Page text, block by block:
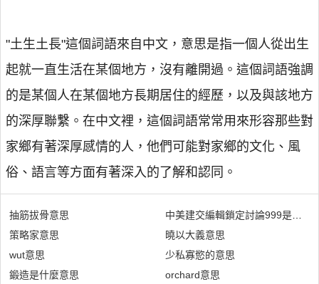
"土生土長"這個詞語來自中文，意思是指一個人從出生
起就一直生活在某個地方，沒有離開過。這個詞語強調
的是某個人在某個地方長期居住的經歷，以及與該地方
的深厚聯繫。在中文裡，這個詞語常常用來形容那些對
家鄉有著深厚感情的人，他們可能對家鄉的文化、風
俗、語言等方面有著深入的了解和認同。
抽筋拔骨意思
策略家意思
wut意思
鍛造是什麼意思
中美建交編輯鎖定討論999是什麼
曉以大義意思
少私寡慾的意思
orchard意思